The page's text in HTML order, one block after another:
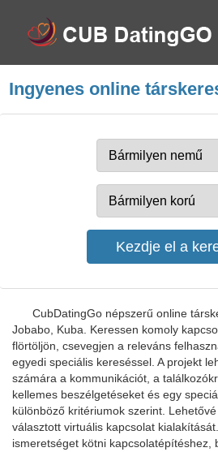
Ingyenes online
CubDatingGo népszerű online
Jobabo, Kuba. Keressen komoly
flörtöljön, csevegjen a releváns
egyedi speciális kereséssel. A projekt
számára a kommunikációt, a
kellemes beszélgetéseket és egy
különböző kritériumok szerint.
választott virtuális kapcsolat
ismeretséget kötni kapcsolatépítéshez,